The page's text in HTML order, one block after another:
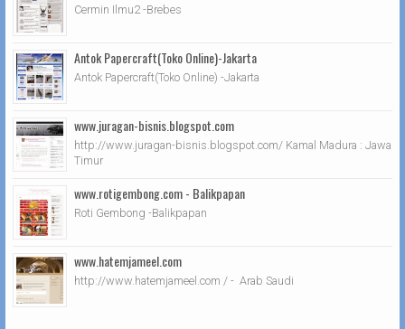
Cermin Ilmu2 -Brebes
Antok Papercraft(Toko Online)-Jakarta
Antok Papercraft(Toko Online) -Jakarta
www.juragan-bisnis.blogspot.com
http://www.juragan-bisnis.blogspot.com/ Kamal Madura : Jawa
Timur
www.rotigembong.com - Balikpapan
Roti Gembong -Balikpapan
www.hatemjameel.com
http://www.hatemjameel.com / - Arab Saudi